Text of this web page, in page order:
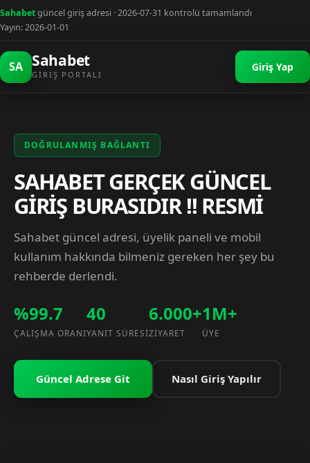
Sahabetgüncel giriş adresi · 2026-07-31 kontrolü tamamlandı
Yayın: 2026-01-01
SA Sahabet
GIRIŞ PORTALI
Giriş Yap
DOĞRULANMIŞ BAĞLANTI
SAHABET GERÇEK GÜNCEL
GİRİŞ BURASIDIR !! RESMİ
Sahabet güncel adresi, üyelik paneli ve mobil
kullanım hakkında bilmeniz gereken her şey bu
rehberde derlendi.
%99.7
ÇALIŞMA ORANI
40
YANIT SÜRESI
6.000+
ZIYARET
1M+
ÜYE
Güncel Adrese Git Nasıl Giriş Yapılır